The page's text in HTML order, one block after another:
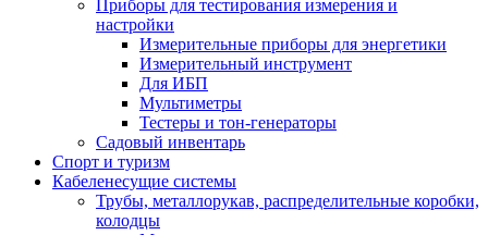
Приборы для тестирования измерения и
настройки
Измерительные приборы для энергетики
Измерительный инструмент
Для ИБП
Мультиметры
Тестеры и тон-генераторы
Садовый инвентарь
Спорт и туризм
Кабеленесущие системы
Трубы, металлорукав, распределительные коробки,
колодцы